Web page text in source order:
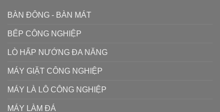
BÀN ĐÔNG - BÀN MÁT
BẾP CÔNG NGHIỆP
LÒ HẤP NƯỚNG ĐA NĂNG
MÁY GIẶT CÔNG NGHIỆP
MÁY LÀ LÔ CÔNG NGHIỆP
MÁY LÀM ĐÁ